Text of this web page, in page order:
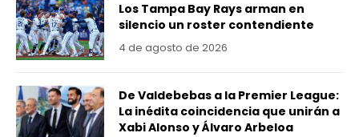
Los Tampa Bay Rays arman en
silencio un roster contendiente
4 de agosto de 2026
De Valdebebas a la Premier League:
La inédita coincidencia que unirán a
Xabi Alonso y Álvaro Arbeloa